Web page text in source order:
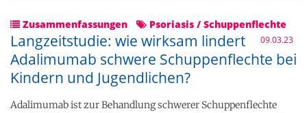
Zusammenfassungen Psoriasis / Schuppenflechte
09.03.23
Langzeitstudie: wie wirksam lindert
Adalimumab schwere Schuppenflechte bei
Kindern und Jugendlichen?
Adalimumab ist zur Behandlung schwerer Schuppenflechte